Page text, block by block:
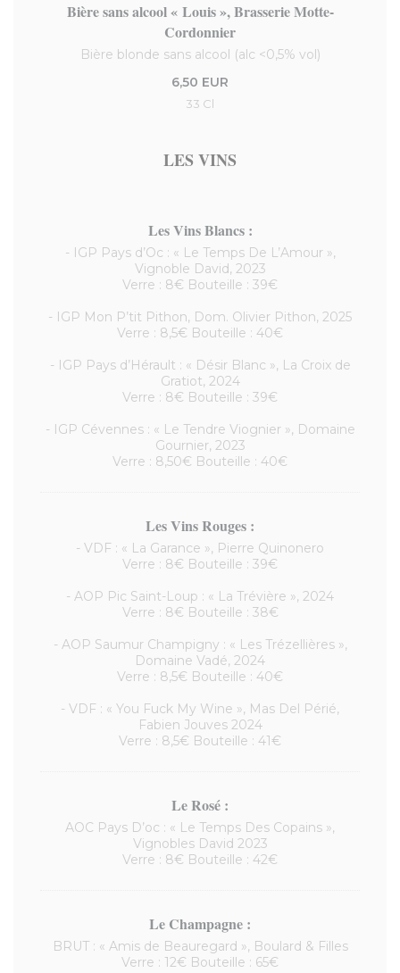
Bière sans alcool « Louis », Brasserie Motte-
Cordonnier
Bière blonde sans alcool (alc <0,5% vol)
6,50 EUR
33 Cl
LES VINS
Les Vins Blancs :
- IGP Pays d’Oc : « Le Temps De L’Amour »,
Vignoble David, 2023
Verre : 8€ Bouteille : 39€
- IGP Mon P’tit Pithon, Dom. Olivier Pithon, 2025
Verre : 8,5€ Bouteille : 40€
- IGP Pays d’Hérault : « Désir Blanc », La Croix de
Gratiot, 2024
Verre : 8€ Bouteille : 39€
- IGP Cévennes : « Le Tendre Viognier », Domaine
Gournier, 2023
Verre : 8,50€ Bouteille : 40€
Les Vins Rouges :
- VDF : « La Garance », Pierre Quinonero
Verre : 8€ Bouteille : 39€
- AOP Pic Saint-Loup : « La Trévière », 2024
Verre : 8€ Bouteille : 38€
- AOP Saumur Champigny : « Les Trézellières »,
Domaine Vadé, 2024
Verre : 8,5€ Bouteille : 40€
- VDF : « You Fuck My Wine », Mas Del Périé,
Fabien Jouves 2024
Verre : 8,5€ Bouteille : 41€
Le Rosé :
AOC Pays D’oc : « Le Temps Des Copains »,
Vignobles David 2023
Verre : 8€ Bouteille : 42€
Le Champagne :
BRUT : « Amis de Beauregard », Boulard & Filles
Verre : 12€ Bouteille : 65€